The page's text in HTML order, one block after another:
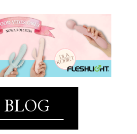
BLOG